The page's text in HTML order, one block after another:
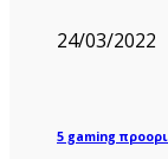
24/03/2022
5 gaming